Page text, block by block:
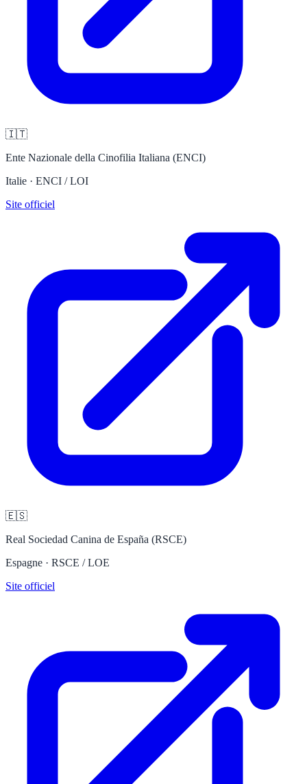
🇮🇹
Ente Nazionale della Cinofilia Italiana (ENCI)
Italie · ENCI / LOI
Site officiel
🇪🇸
Real Sociedad Canina de España (RSCE)
Espagne · RSCE / LOE
Site officiel